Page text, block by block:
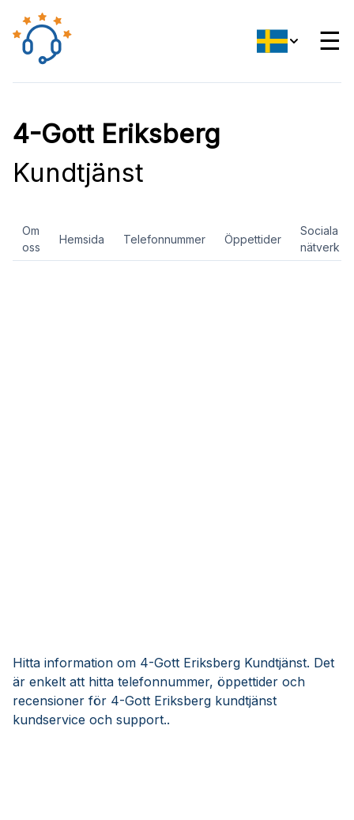
☰
4-Gott Eriksberg
Kundtjänst
Om
oss
Hemsida Telefonnummer Öppettider
Sociala
nätverk
Hitta information om 4-Gott Eriksberg Kundtjänst. Det
är enkelt att hitta telefonnummer, öppettider och
recensioner för 4-Gott Eriksberg kundtjänst
kundservice och support..